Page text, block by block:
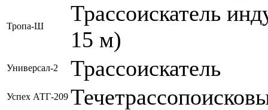
Тропа-Ш
Трассоискатель
15 м)
Универсал-2 Трассоискатель
Успех АТГ-209